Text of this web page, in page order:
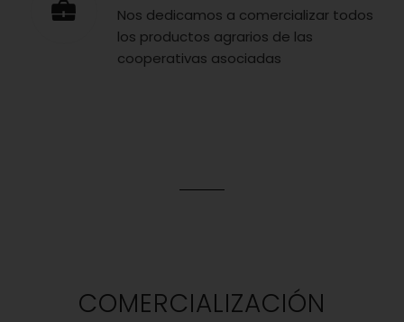
Nos dedicamos a comercializar todos
los productos agrarios de las
cooperativas asociadas
COMERCIALIZACIÓN